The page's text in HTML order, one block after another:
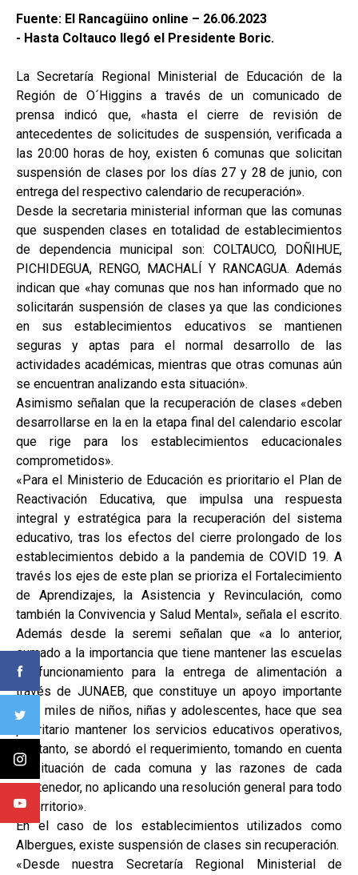
Fuente: El Rancagüino online – 26.06.2023
- Hasta Coltauco llegó el Presidente Boric.
La Secretaría Regional Ministerial de Educación de la
Región de O´Higgins a través de un comunicado de
prensa indicó que, «hasta el cierre de revisión de
antecedentes de solicitudes de suspensión, verificada a
las 20:00 horas de hoy, existen 6 comunas que solicitan
suspensión de clases por los días 27 y 28 de junio, con
entrega del respectivo calendario de recuperación».
Desde la secretaria ministerial informan que las comunas
que suspenden clases en totalidad de establecimientos
de dependencia municipal son: COLTAUCO, DOÑIHUE,
PICHIDEGUA, RENGO, MACHALÍ Y RANCAGUA. Además
indican que «hay comunas que nos han informado que no
solicitarán suspensión de clases ya que las condiciones
en sus establecimientos educativos se mantienen
seguras y aptas para el normal desarrollo de las
actividades académicas, mientras que otras comunas aún
se encuentran analizando esta situación».
Asimismo señalan que la recuperación de clases «deben
desarrollarse en la en la etapa final del calendario escolar
que rige para los establecimientos educacionales
comprometidos».
«Para el Ministerio de Educación es prioritario el Plan de
Reactivación Educativa, que impulsa una respuesta
integral y estratégica para la recuperación del sistema
educativo, tras los efectos del cierre prolongado de los
establecimientos debido a la pandemia de COVID 19. A
través los ejes de este plan se prioriza el Fortalecimiento
de Aprendizajes, la Asistencia y Revinculación, como
también la Convivencia y Salud Mental», señala el escrito.
Además desde la seremi señalan que «a lo anterior,
sumado a la importancia que tiene mantener las escuelas
en funcionamiento para la entrega de alimentación a
través de JUNAEB, que constituye un apoyo importante
para miles de niños, niñas y adolescentes, hace que sea
prioritario mantener los servicios educativos operativos,
por tanto, se abordó el requerimiento, tomando en cuenta
la situación de cada comuna y las razones de cada
sostenedor, no aplicando una resolución general para todo
el territorio».
En el caso de los establecimientos utilizados como
Albergues, existe suspensión de clases sin recuperación.
«Desde nuestra Secretaría Regional Ministerial de